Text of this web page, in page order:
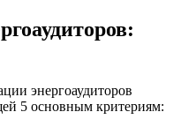
энергоаудиторов
5 основным критериям: